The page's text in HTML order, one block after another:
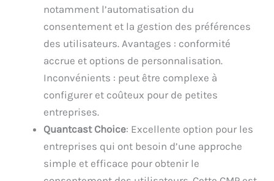
notamment l’automatisation du
consentement et la gestion des préférences
des utilisateurs. Avantages : conformité
accrue et options de personnalisation.
Inconvénients : peut être complexe à
configurer et coûteux pour de petites
entreprises.
Quantcast Choice: Excellente option pour les
entreprises qui ont besoin d’une approche
simple et efficace pour obtenir le